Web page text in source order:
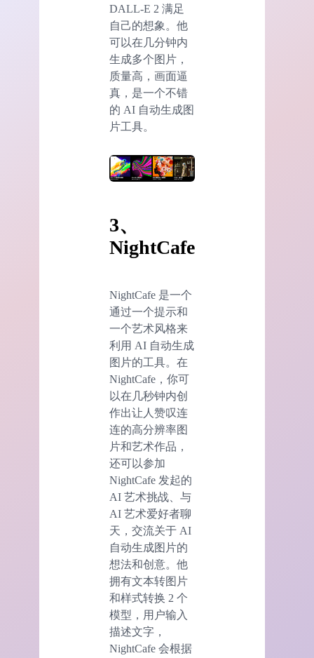
DALL-E 2 满足
自己的想象。他
可以在几分钟内
生成多个图片，
质量高，画面逼
真，是一个不错
的 AI 自动生成图
片工具。
3、
NightCafe
NightCafe 是一个
通过一个提示和
一个艺术风格来
利用 AI 自动生成
图片的工具。在
NightCafe，你可
以在几秒钟内创
作出让人赞叹连
连的高分辨率图
片和艺术作品，
还可以参加
NightCafe 发起的
AI 艺术挑战、与
AI 艺术爱好者聊
天，交流关于 AI
自动生成图片的
想法和创意。他
拥有文本转图片
和样式转换 2 个
模型，用户输入
描述文字，
NightCafe 会根据